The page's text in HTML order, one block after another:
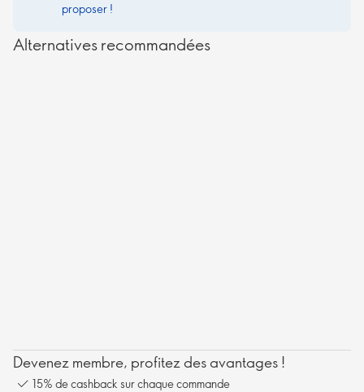
proposer !
Alternatives recommandées
Devenez membre, profitez des avantages !
15% de cashback sur chaque commande